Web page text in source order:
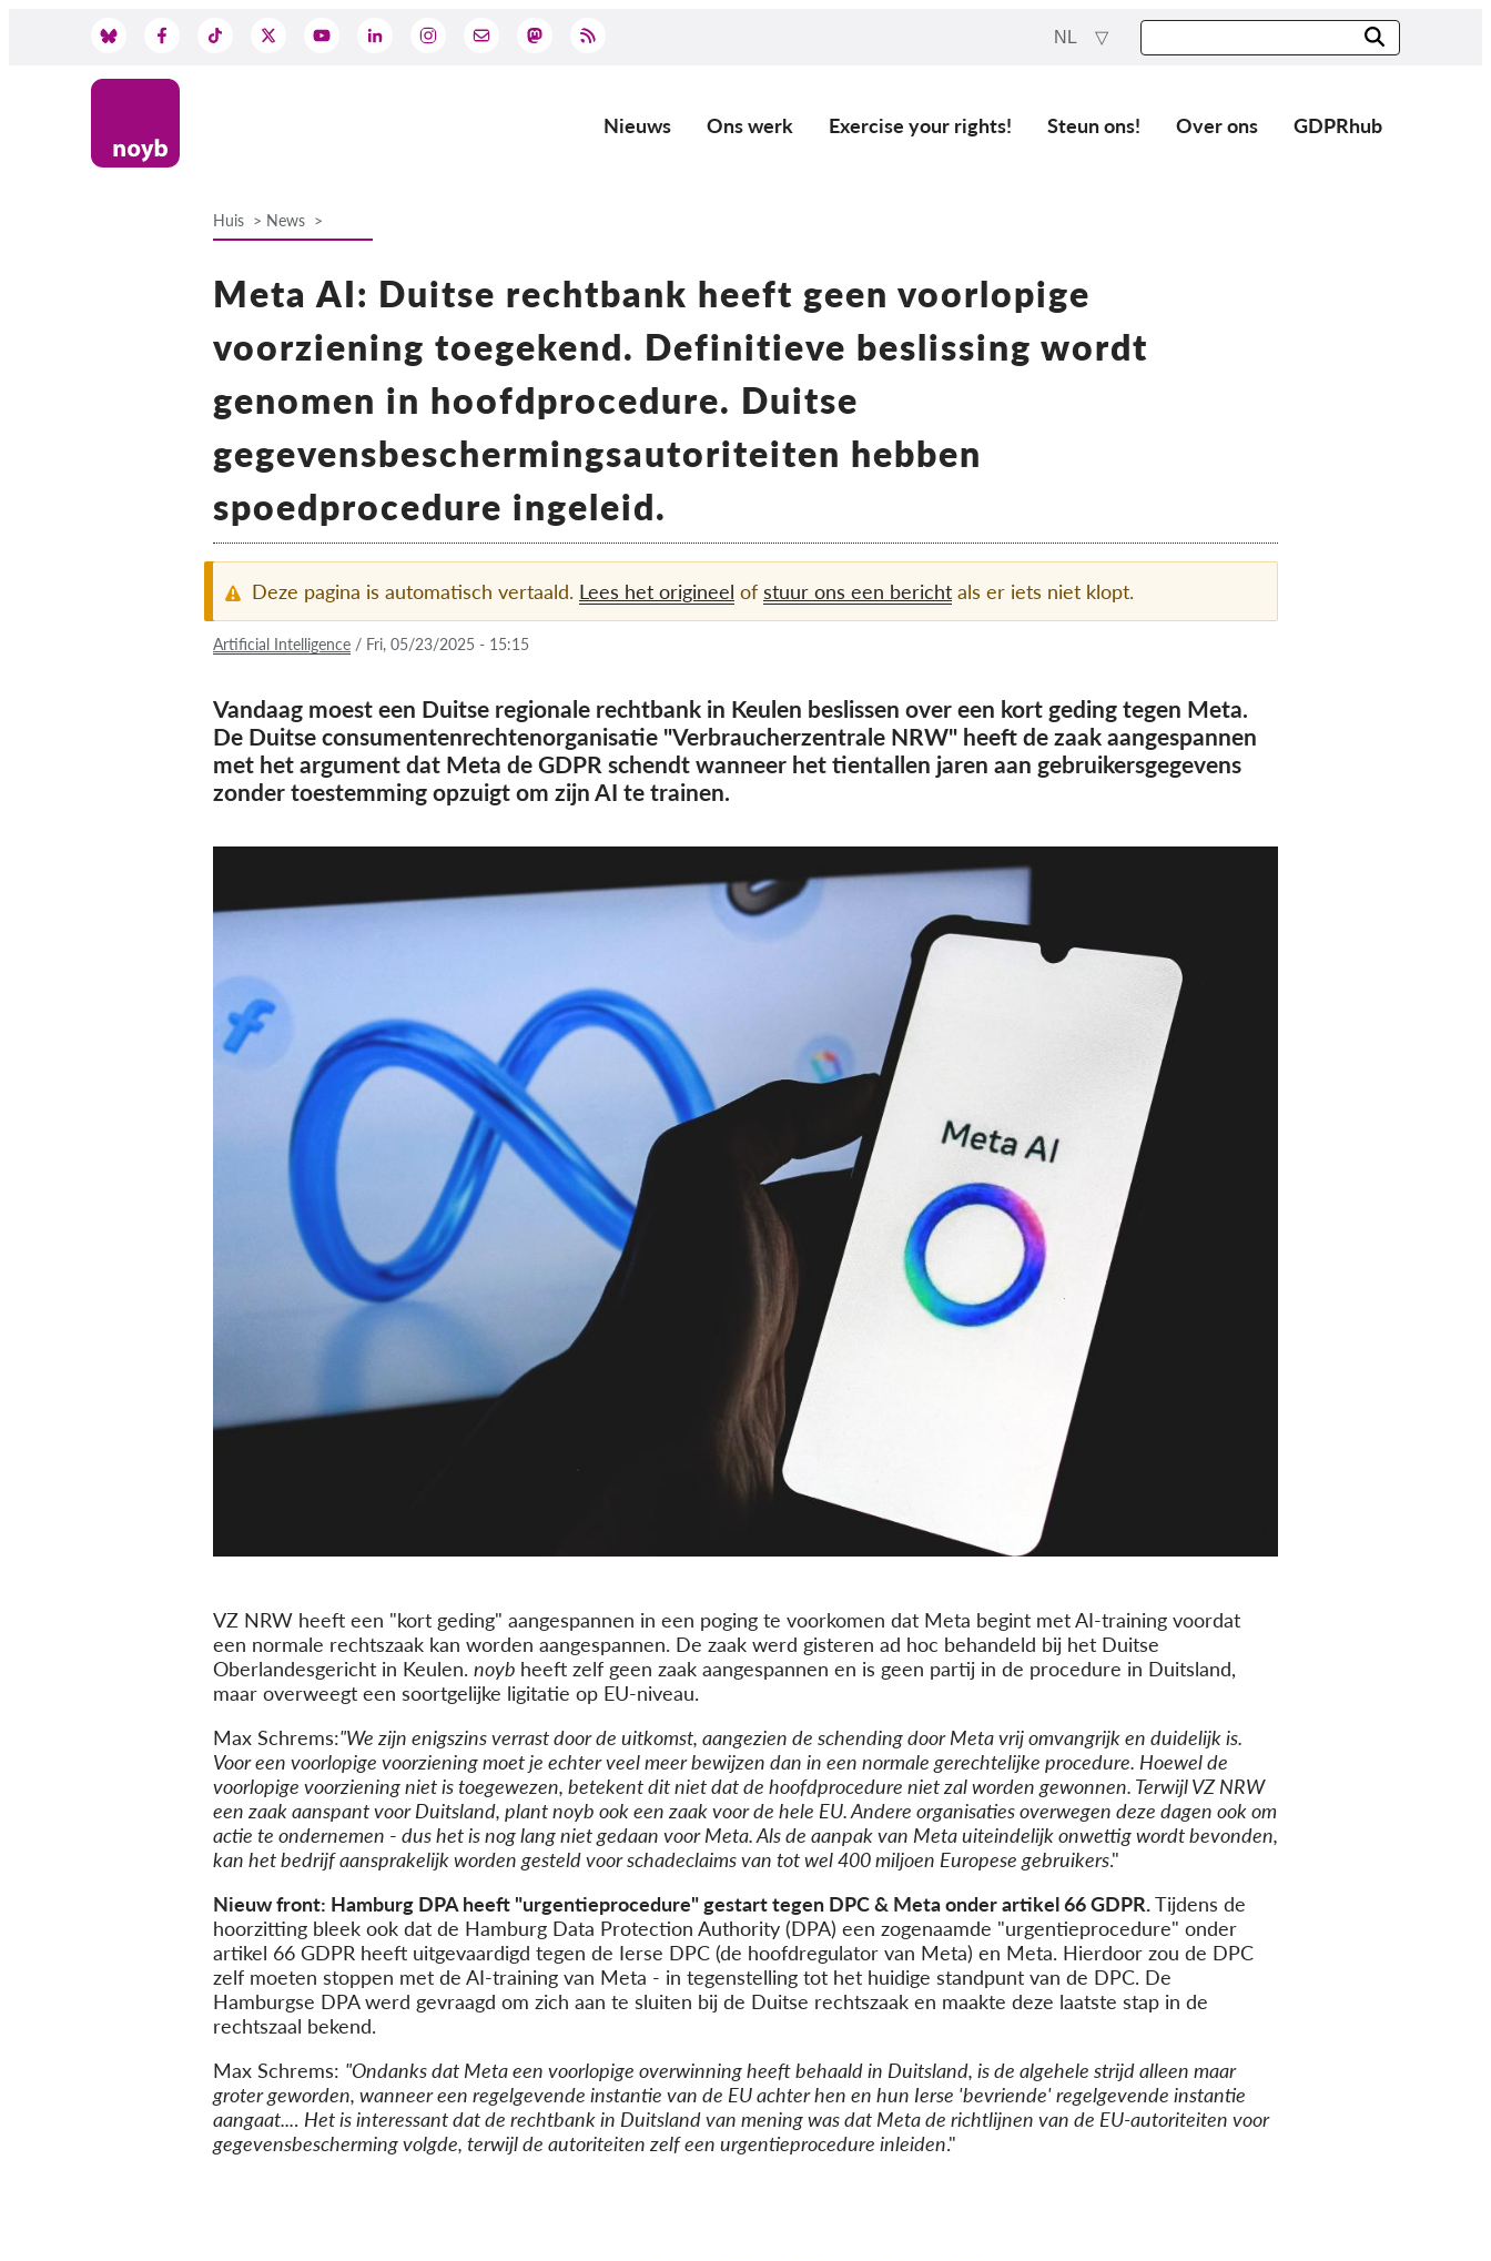
NL
Main
Nieuws Ons werk Exercise your rights! Steun ons! Over ons GDPRhub
Huis News
Meta AI: Duitse rechtbank heeft geen voorlopige
voorziening toegekend. Definitieve beslissing wordt
genomen in hoofdprocedure. Duitse
gegevensbeschermingsautoriteiten hebben
spoedprocedure ingeleid.
Deze pagina is automatisch vertaald. Lees het origineel of stuur ons een bericht als er iets niet klopt.
Artificial Intelligence / Fri, 05/23/2025 - 15:15
Vandaag moest een Duitse regionale rechtbank in Keulen beslissen over een kort geding tegen Meta.
De Duitse consumentenrechtenorganisatie "Verbraucherzentrale NRW" heeft de zaak aangespannen
met het argument dat Meta de GDPR schendt wanneer het tientallen jaren aan gebruikersgegevens
zonder toestemming opzuigt om zijn AI te trainen.
VZ NRW heeft een "kort geding" aangespannen in een poging te voorkomen dat Meta begint met AI-training voordat
een normale rechtszaak kan worden aangespannen. De zaak werd gisteren ad hoc behandeld bij het Duitse
Oberlandesgericht in Keulen. noyb heeft zelf geen zaak aangespannen en is geen partij in de procedure in Duitsland,
maar overweegt een soortgelijke ligitatie op EU-niveau.
Max Schrems:"We zijn enigszins verrast door de uitkomst, aangezien de schending door Meta vrij omvangrijk en duidelijk is.
Voor een voorlopige voorziening moet je echter veel meer bewijzen dan in een normale gerechtelijke procedure. Hoewel de
voorlopige voorziening niet is toegewezen, betekent dit niet dat de hoofdprocedure niet zal worden gewonnen. Terwijl VZ NRW
een zaak aanspant voor Duitsland, plant noyb ook een zaak voor de hele EU. Andere organisaties overwegen deze dagen ook om
actie te ondernemen - dus het is nog lang niet gedaan voor Meta. Als de aanpak van Meta uiteindelijk onwettig wordt bevonden,
kan het bedrijf aansprakelijk worden gesteld voor schadeclaims van tot wel 400 miljoen Europese gebruikers."
Nieuw front: Hamburg DPA heeft "urgentieprocedure" gestart tegen DPC & Meta onder artikel 66 GDPR.Tijdens de
hoorzitting bleek ook dat de Hamburg Data Protection Authority (DPA) een zogenaamde "urgentieprocedure" onder
artikel 66 GDPR heeft uitgevaardigd tegen de Ierse DPC (de hoofdregulator van Meta) en Meta. Hierdoor zou de DPC
zelf moeten stoppen met de AI-training van Meta - in tegenstelling tot het huidige standpunt van de DPC. De
Hamburgse DPA werd gevraagd om zich aan te sluiten bij de Duitse rechtszaak en maakte deze laatste stap in de
rechtszaal bekend.
Max Schrems: "Ondanks dat Meta een voorlopige overwinning heeft behaald in Duitsland, is de algehele strijd alleen maar
groter geworden, wanneer een regelgevende instantie van de EU achter hen en hun Ierse 'bevriende' regelgevende instantie
aangaat.... Het is interessant dat de rechtbank in Duitsland van mening was dat Meta de richtlijnen van de EU-autoriteiten voor
gegevensbescherming volgde, terwijl de autoriteiten zelf een urgentieprocedure inleiden."